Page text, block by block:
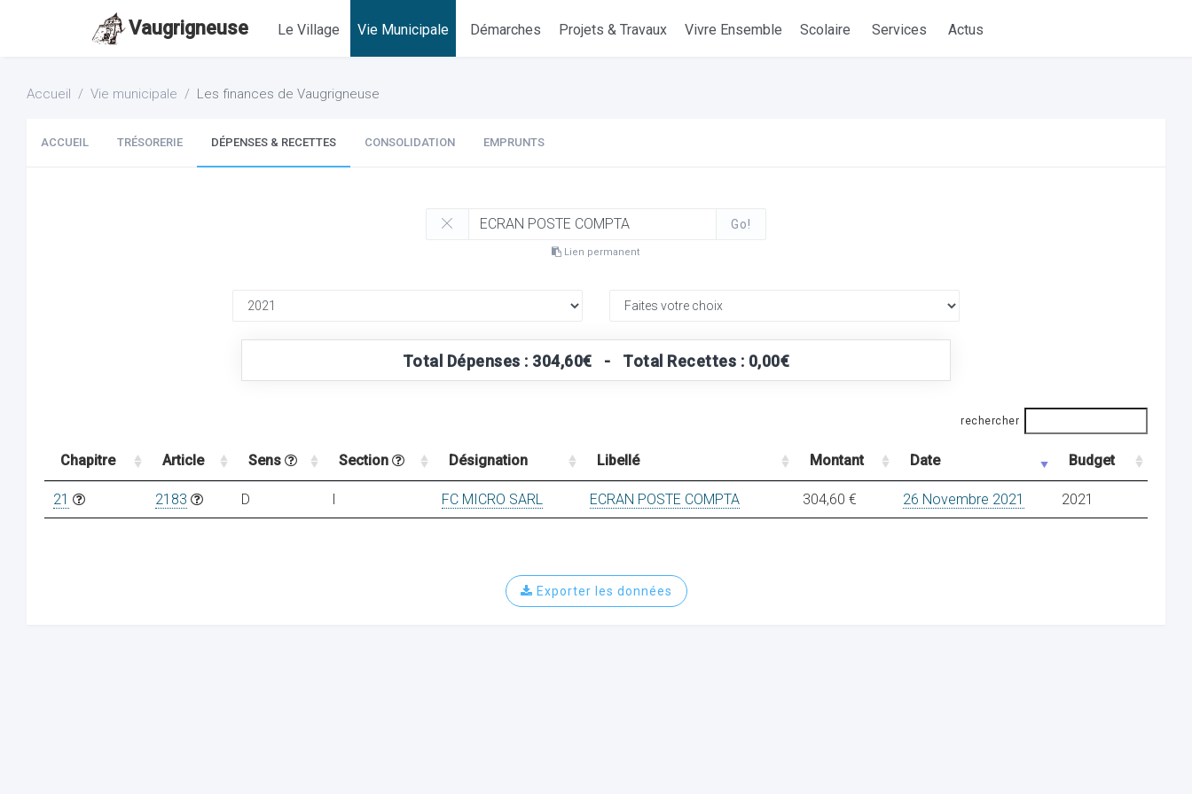
Vaugrigneuse Le Village Vie Municipale Démarches Projets & Travaux Vivre Ensemble Scolaire Services Actus
Accueil Vie municipale Les finances de Vaugrigneuse
ACCUEIL TRÉSORERIE DÉPENSES & RECETTES CONSOLIDATION EMPRUNTS
Go!
Lien permanent
Total Dépenses : 304,60€ - Total Recettes : 0,00€
rechercher
Chapitre Article Sens Section Désignation Libellé Montant Date Budget
21 2183 D I FC MICRO SARL ECRAN POSTE COMPTA 304,60 € 26 Novembre 2021 2021
Exporter les données